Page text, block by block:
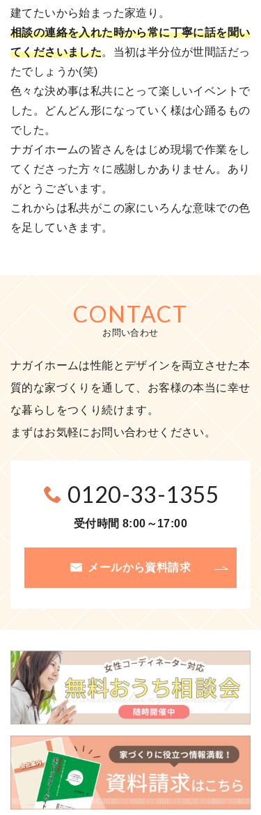
建てたいから始まった家造り。
相談の連絡を入れた時から常に丁寧に話を聞い
てくださいました。当初は半分位が世間話だっ
たでしょうか(笑)
色々な決め事は私共にとって楽しいイベントで
した。どんどん形になっていく様は心踊るもの
でした。
ナガイホームの皆さんをはじめ現場で作業をし
てくださった方々に感謝しかありません。あり
がとうございます。
これからは私共がこの家にいろんな意味での色
を足していきます。
CONTACT
お問い合わせ
ナガイホームは性能とデザインを両立させた本
質的な家づくりを通して、お客様の本当に幸せ
な暮らしをつくり続けます。
まずはお気軽にお問い合わせください。
0120-33-1355
受付時間 8:00～17:00
メールから資料請求